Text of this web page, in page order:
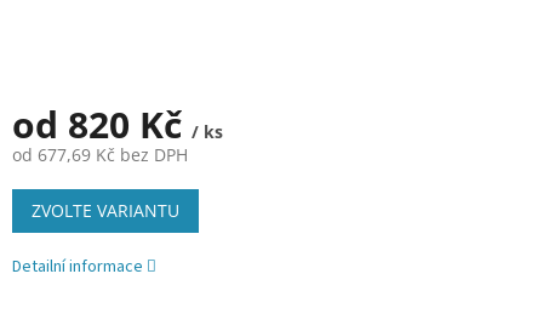
od 820 Kč / ks
od 677,69 Kč bez DPH
Měrná
cena:
ZVOLTE VARIANTU
Detailní informace